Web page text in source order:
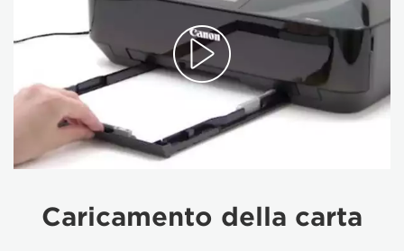
Caricamento della carta